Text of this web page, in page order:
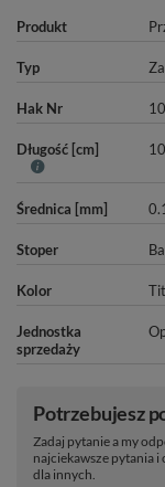
Produkt
Typ
Hak Nr 10
Długość [cm] 10
Średnica [mm]
Stoper
Kolor
Jednostka
sprzedaży
Potrzebujesz
Zadaj pytanie a my
najciekawsze pytania
dla innych.